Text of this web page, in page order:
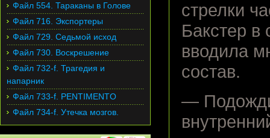
стрелки
Бакстер в
вводила
состав.
—
Файл 554. Тараканы в Голове
Файл 716. Экспортеры
Файл 729. Седьмой исход
Файл 730. Воскрешение
Файл 732-f. Трагедия и
напарник
Файл 733-f. PENTIMENTO
Файл 734-f. Утечка мозгов.